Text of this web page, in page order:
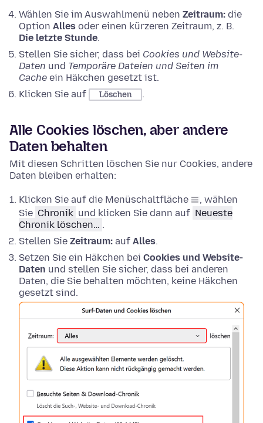
Wählen Sie im Auswahlmenü neben Zeitraum: die
Option Alles oder einen kürzeren Zeitraum, z. B.
Die letzte Stunde.
Stellen Sie sicher, dass bei Cookies und Website-
Daten und Temporäre Dateien und Seiten im
Cache ein Häkchen gesetzt ist.
Klicken Sie auf
Löschen .
Alle Cookies löschen, aber andere
Daten behalten
Mit diesen Schritten löschen Sie nur Cookies, andere
Daten bleiben erhalten:
Klicken Sie auf die Menüschaltfläche
, wählen
Sie Chronik und klicken Sie dann auf Neueste
Chronik löschen… .
Stellen Sie Zeitraum: auf Alles.
Setzen Sie ein Häkchen bei Cookies und Website-
Daten und stellen Sie sicher, dass bei anderen
Daten, die Sie behalten möchten, keine Häkchen
gesetzt sind.